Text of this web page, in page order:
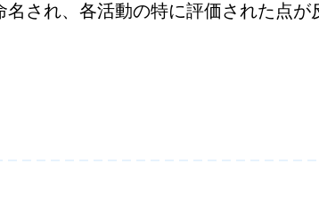
され、各活動の特に評価された点が